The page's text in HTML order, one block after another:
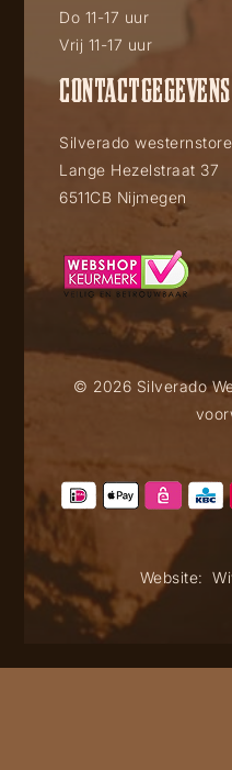
Do 11-17 uur
Vrij 11-17 uur
CONTACTGEGEVENS
Silverado westernstore
Lange Hezelstraat 37
6511CB Nijmegen
© 2026 Silverado
Website: